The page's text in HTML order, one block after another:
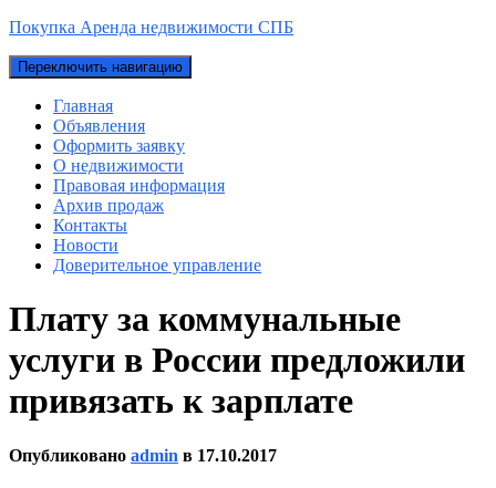
Покупка Аренда недвижимости СПБ
Переключить навигацию
Главная
Объявления
Оформить заявку
О недвижимости
Правовая информация
Архив продаж
Контакты
Новости
Доверительное управление
Плату за коммунальные
услуги в России предложили
привязать к зарплате
Опубликовано admin в 17.10.2017